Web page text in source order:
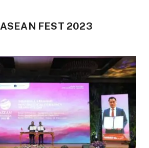
ASEAN FEST 2023